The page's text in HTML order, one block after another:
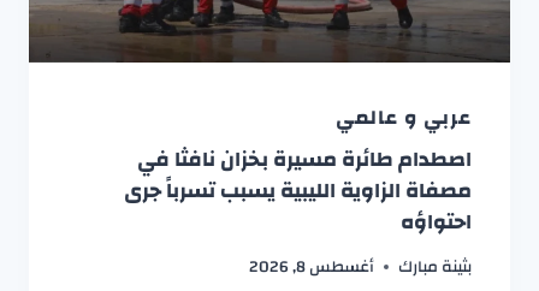
عربي و عالمي
اصطدام طائرة مسيرة بخزان نافثا في
مصفاة الزاوية الليبية يسبب تسرباً جرى
احتواؤه
بثينة مبارك أغسطس 8, 2026